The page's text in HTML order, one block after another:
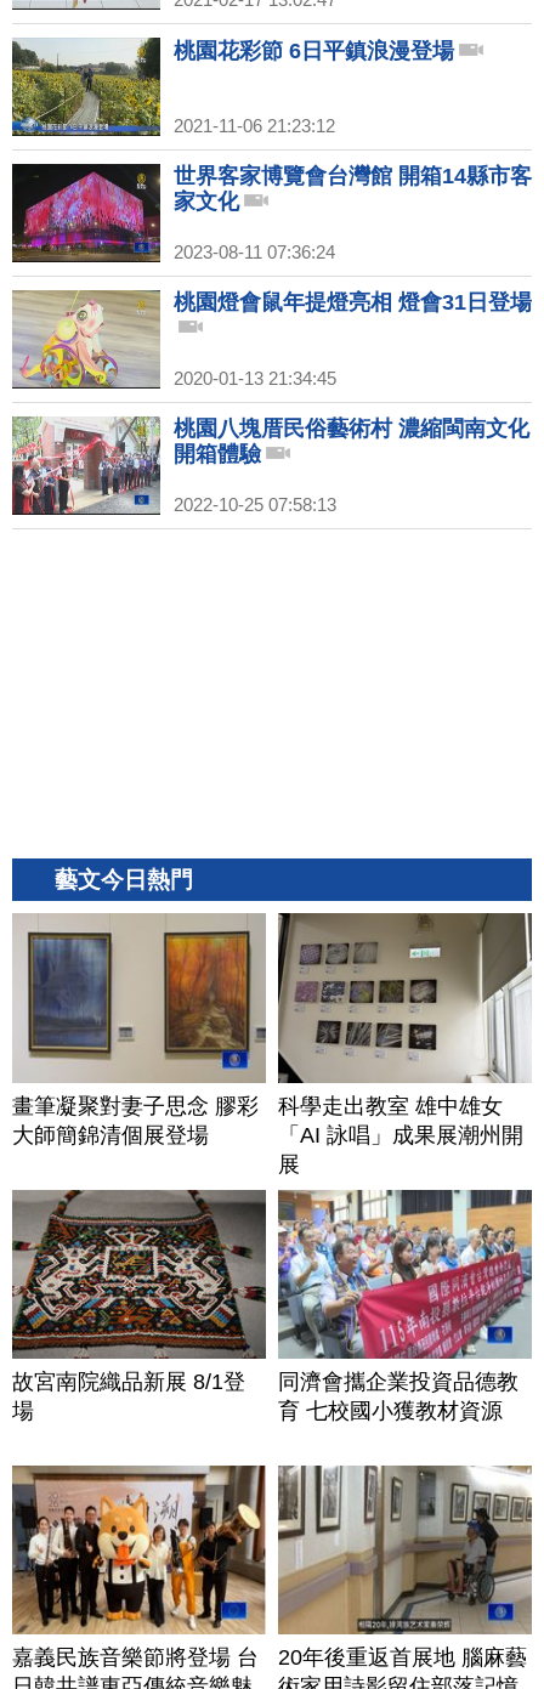
桃園花彩節 6日平鎮浪漫登場
2021-11-06 21:23:12
世界客家博覽會台灣館 開箱14縣市客
家文化
2023-08-11 07:36:24
桃園燈會鼠年提燈亮相 燈會31日登場
2020-01-13 21:34:45
桃園八塊厝民俗藝術村 濃縮閩南文化
開箱體驗
2022-10-25 07:58:13
藝文今日熱門
畫筆凝聚對妻子思念 膠彩
大師簡錦清個展登場
科學走出教室 雄中雄女
「AI 詠唱」成果展潮州開
展
故宮南院織品新展 8/1登
場
同濟會攜企業投資品德教
育 七校國小獲教材資源
嘉義民族音樂節將登場 台
20年後重返首展地 腦麻藝